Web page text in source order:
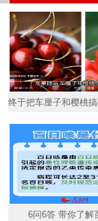
终于把车厘子和樱桃
6问6答 带你了解